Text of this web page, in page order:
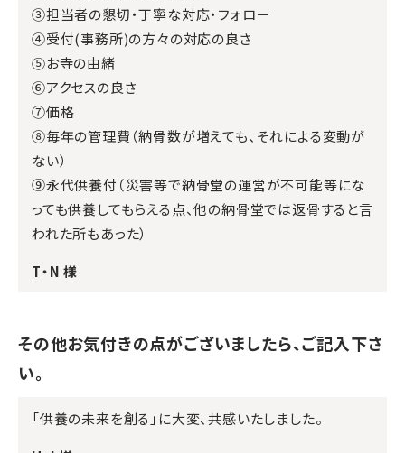
③担当者の懇切・丁寧な対応・フォロー
④受付(事務所)の方々の対応の良さ
⑤お寺の由緒
⑥アクセスの良さ
⑦価格
⑧毎年の管理費（納骨数が増えても、それによる変動が
ない）
⑨永代供養付（災害等で納骨堂の運営が不可能等にな
っても供養してもらえる点、他の納骨堂では返骨すると言
われた所もあった）
T・N 様
その他お気付きの点がございましたら、ご記入下さ
い。
「供養の未来を創る」に大変、共感いたしました。